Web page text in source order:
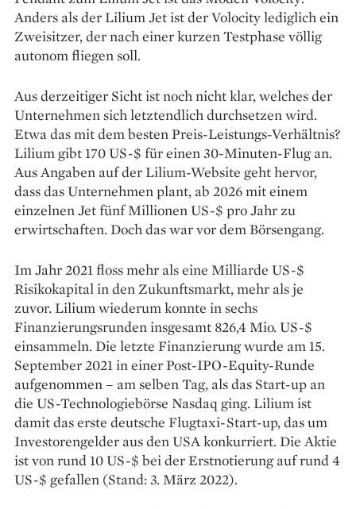
Anders als der Lilium Jet ist der Volocity lediglich ein
Zweisitzer, der nach einer kurzen Testphase völlig
autonom fliegen soll.
Aus derzeitiger Sicht ist noch nicht klar, welches der
Unternehmen sich letztendlich durchsetzen wird.
Etwa das mit dem besten Preis-Leistungs-Verhältnis?
Lilium gibt 170 US-$ für einen 30-Minuten-Flug an.
Aus Angaben auf der Lilium-Website geht hervor,
dass das Unternehmen plant, ab 2026 mit einem
einzelnen Jet fünf Millionen US-$ pro Jahr zu
erwirtschaften. Doch das war vor dem Börsengang.
Im Jahr 2021 floss mehr als eine Milliarde US-$
Risikokapital in den Zukunftsmarkt, mehr als je
zuvor. Lilium wiederum konnte in sechs
Finanzierungsrunden insgesamt 826,4 Mio. US-$
einsammeln. Die letzte Finanzierung wurde am 15.
September 2021 in einer Post-IPO-Equity-Runde
aufgenommen – am selben Tag, als das Start-up an
die US-Technologiebörse Nasdaq ging. Lilium ist
damit das erste deutsche Flugtaxi-Start-up, das um
Investorengelder aus den USA konkurriert. Die Aktie
ist von rund 10 US-$ bei der Erstnotierung auf rund 4
US-$ gefallen (Stand: 3. März 2022).